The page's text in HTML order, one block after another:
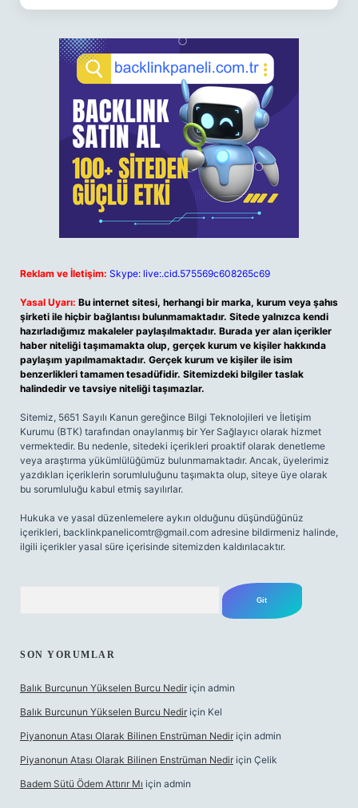
Reklam ve İletişim: Skype: live:.cid.575569c608265c69
Yasal Uyarı: Bu internet sitesi, herhangi bir marka, kurum veya şahıs
şirketi ile hiçbir bağlantısı bulunmamaktadır. Sitede yalnızca kendi
hazırladığımız makaleler paylaşılmaktadır. Burada yer alan içerikler
haber niteliği taşımamakta olup, gerçek kurum ve kişiler hakkında
paylaşım yapılmamaktadır. Gerçek kurum ve kişiler ile isim
benzerlikleri tamamen tesadüfidir. Sitemizdeki bilgiler taslak
halindedir ve tavsiye niteliği taşımazlar.
Sitemiz, 5651 Sayılı Kanun gereğince Bilgi Teknolojileri ve İletişim
Kurumu (BTK) tarafından onaylanmış bir Yer Sağlayıcı olarak hizmet
vermektedir. Bu nedenle, sitedeki içerikleri proaktif olarak denetleme
veya araştırma yükümlülüğümüz bulunmamaktadır. Ancak, üyelerimiz
yazdıkları içeriklerin sorumluluğunu taşımakta olup, siteye üye olarak
bu sorumluluğu kabul etmiş sayılırlar.
Hukuka ve yasal düzenlemelere aykırı olduğunu düşündüğünüz
içerikleri, backlinkpanelicomtr@gmail.com adresine bildirmeniz halinde,
ilgili içerikler yasal süre içerisinde sitemizden kaldırılacaktır.
SON YORUMLAR
Balık Burcunun Yükselen Burcu Nedir için admin
Balık Burcunun Yükselen Burcu Nedir için Kel
Piyanonun Atası Olarak Bilinen Enstrüman Nedir için admin
Piyanonun Atası Olarak Bilinen Enstrüman Nedir için Çelik
Badem Sütü Ödem Attırır Mı için admin